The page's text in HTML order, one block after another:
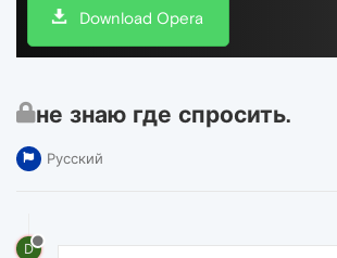
Download Opera
не знаю где спросить.
Русский
D